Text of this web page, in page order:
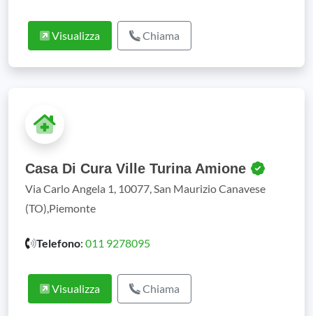
Visualizza Chiama
Casa Di Cura Ville Turina Amione
Via Carlo Angela 1, 10077, San Maurizio Canavese
(TO),Piemonte
Telefono: 011 9278095
Visualizza Chiama